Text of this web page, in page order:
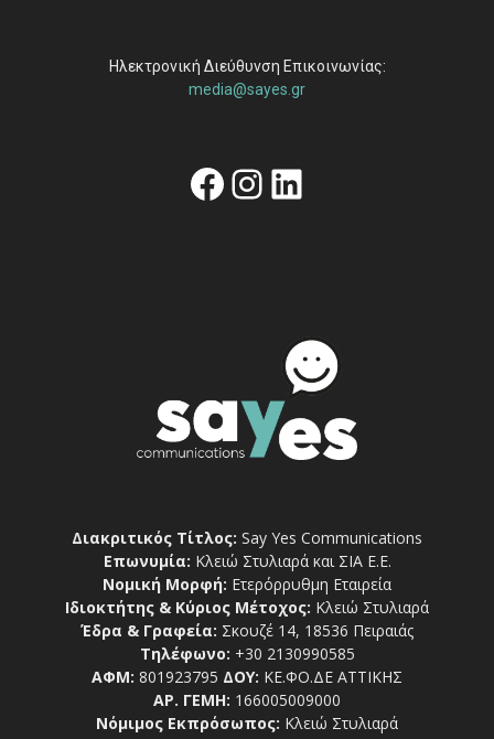
Ηλεκτρονική Διεύθυνση Επικοινωνίας:
media@sayes.gr
Facebook
Instagram
Linkedin
Διακριτικός Τίτλος: Say Yes Communications
Επωνυμία: Κλειώ Στυλιαρά και ΣΙΑ Ε.Ε.
Νομική Μορφή: Ετερόρρυθμη Εταιρεία
Ιδιοκτήτης & Κύριος Μέτοχος: Κλειώ Στυλιαρά
Έδρα & Γραφεία: Σκουζέ 14, 18536 Πειραιάς
Τηλέφωνο: +30 2130990585
ΑΦΜ: 801923795 ΔΟΥ: ΚΕ.ΦΟ.ΔΕ ΑΤΤΙΚΗΣ
ΑΡ. ΓΕΜΗ: 166005009000
Νόμιμος Εκπρόσωπος: Κλειώ Στυλιαρά